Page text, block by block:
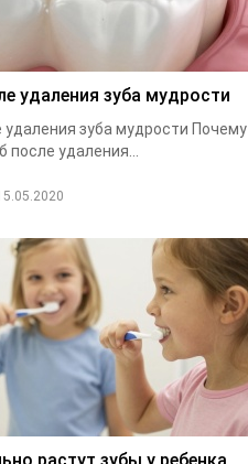
удаления зуба мудрости
удаления зуба мудрости Почему
после удаления...